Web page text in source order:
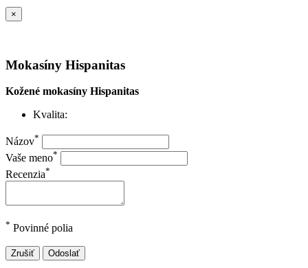
×
Mokasíny Hispanitas
Kožené mokasíny Hispanitas
Kvalita:
Názov*
Vaše meno*
Recenzia*
* Povinné polia
Zrušiť Odoslať